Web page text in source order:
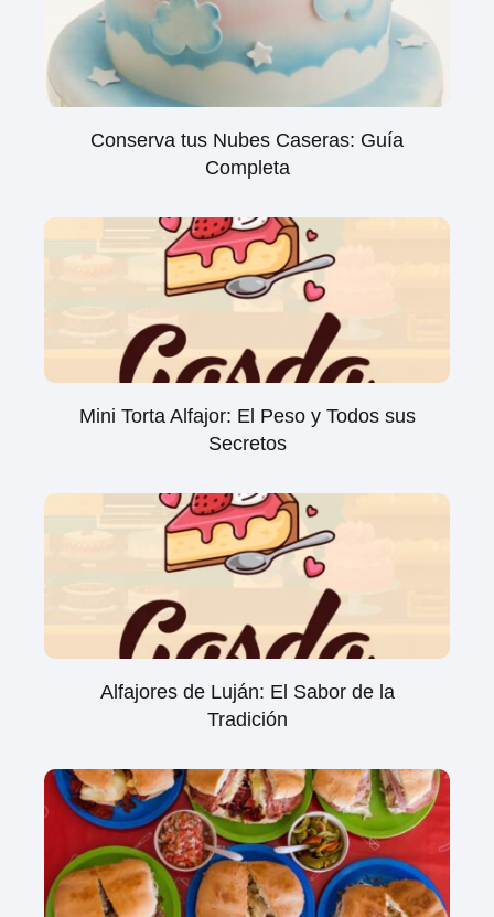
Conserva tus Nubes Caseras: Guía
Completa
Mini Torta Alfajor: El Peso y Todos sus
Secretos
Alfajores de Luján: El Sabor de la
Tradición